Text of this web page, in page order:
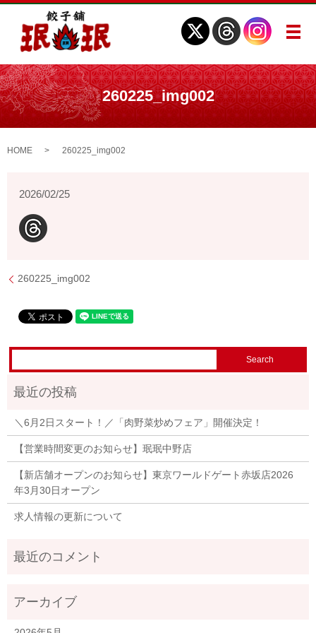
メ
260225_img002
HOME 260225_img002
2026/02/25
260225_img002
＼6月2日スタート！／「肉野菜炒めフェア」開催決定！
【営業時間変更のお知らせ】珉珉中野店
【新店舗オープンのお知らせ】東京ワールドゲート赤坂店2026
年3月30日オープン
求人情報の更新について